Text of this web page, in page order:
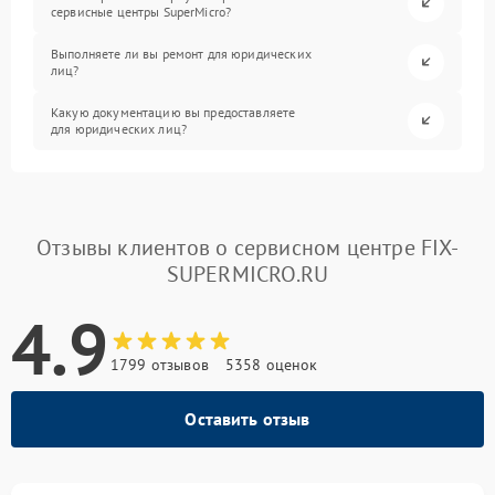
сервисные центры SuperMicro?
Выполняете ли вы ремонт для юридических
лиц?
Какую документацию вы предоставляете
для юридических лиц?
Отзывы клиентов о сервисном центре FIX-
SUPERMICRO.RU
4.9 1799 отзывов 5358 оценок
Оставить отзыв